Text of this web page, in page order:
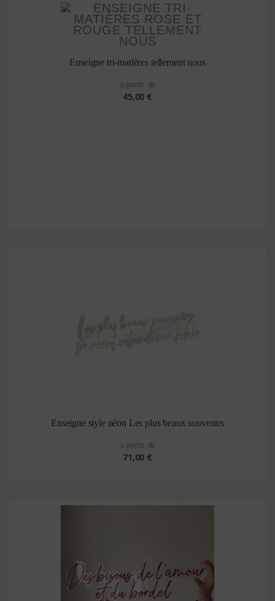
Enseigne tri-matières tellement nous
à partir de
45,00 €
Enseigne style néon Les plus beaux souvenirs
à partir de
71,00 €